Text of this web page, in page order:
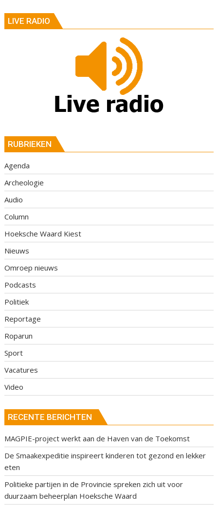
LIVE RADIO
RUBRIEKEN
Agenda
Archeologie
Audio
Column
Hoeksche Waard Kiest
Nieuws
Omroep nieuws
Podcasts
Politiek
Reportage
Roparun
Sport
Vacatures
Video
RECENTE BERICHTEN
MAGPIE-project werkt aan de Haven van de Toekomst
De Smaakexpeditie inspireert kinderen tot gezond en lekker
eten
Politieke partijen in de Provincie spreken zich uit voor
duurzaam beheerplan Hoeksche Waard